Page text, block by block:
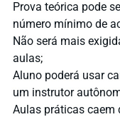
Prova teórica pode
número mínimo de
Não será mais
aulas;
Aluno poderá usar
um instrutor
Aulas práticas caem